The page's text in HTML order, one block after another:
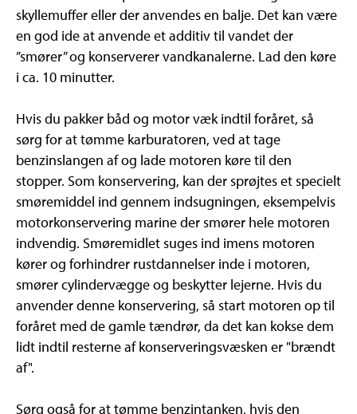
skyllemuffer eller der anvendes en balje. Det kan være
en god ide at anvende et additiv til vandet der
”smører” og konserverer vandkanalerne. Lad den køre
i ca. 10 minutter.
Hvis du pakker båd og motor væk indtil foråret, så
sørg for at tømme karburatoren, ved at tage
benzinslangen af og lade motoren køre til den
stopper. Som konservering, kan der sprøjtes et specielt
smøremiddel ind gennem indsugningen, eksempelvis
motorkonservering marine der smører hele motoren
indvendig. Smøremidlet suges ind imens motoren
kører og forhindrer rustdannelser inde i motoren,
smører cylindervægge og beskytter lejerne. Hvis du
anvender denne konservering, så start motoren op til
foråret med de gamle tændrør, da det kan kokse dem
lidt indtil resterne af konserveringsvæsken er "brændt
af".
Sørg også for at tømme benzintanken, hvis den